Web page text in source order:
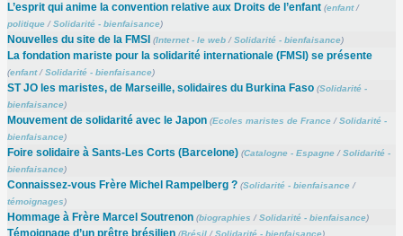
L’esprit qui anime la convention relative aux Droits de l’enfant (enfant/
politique/Solidarité - bienfaisance)
Nouvelles du site de la FMSI (Internet - le web/Solidarité - bienfaisance)
La fondation mariste pour la solidarité internationale (FMSI) se présente
(enfant/Solidarité - bienfaisance)
ST JO les maristes, de Marseille, solidaires du Burkina Faso (Solidarité -
bienfaisance)
Mouvement de solidarité avec le Japon (Ecoles maristes de France/Solidarité -
bienfaisance)
Foire solidaire à Sants-Les Corts (Barcelone) (Catalogne - Espagne/Solidarité -
bienfaisance)
Connaissez-vous Frère Michel Rampelberg ? (Solidarité - bienfaisance/
témoignages)
Hommage à Frère Marcel Soutrenon (biographies /Solidarité - bienfaisance)
Témoignage d’un prêtre brésilien (Brésil/Solidarité - bienfaisance)